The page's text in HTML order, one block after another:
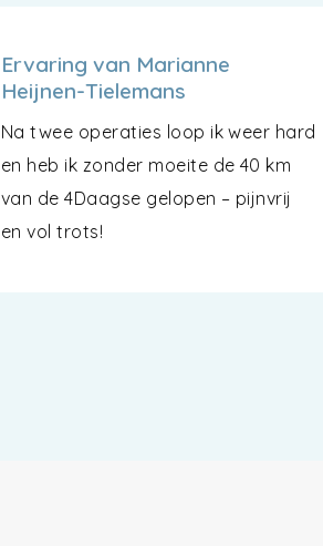
Ervaring van Marianne
Heijnen-Tielemans
Na twee operaties loop ik weer hard
en heb ik zonder moeite de 40 km
van de 4Daagse gelopen – pijnvrij
en vol trots!